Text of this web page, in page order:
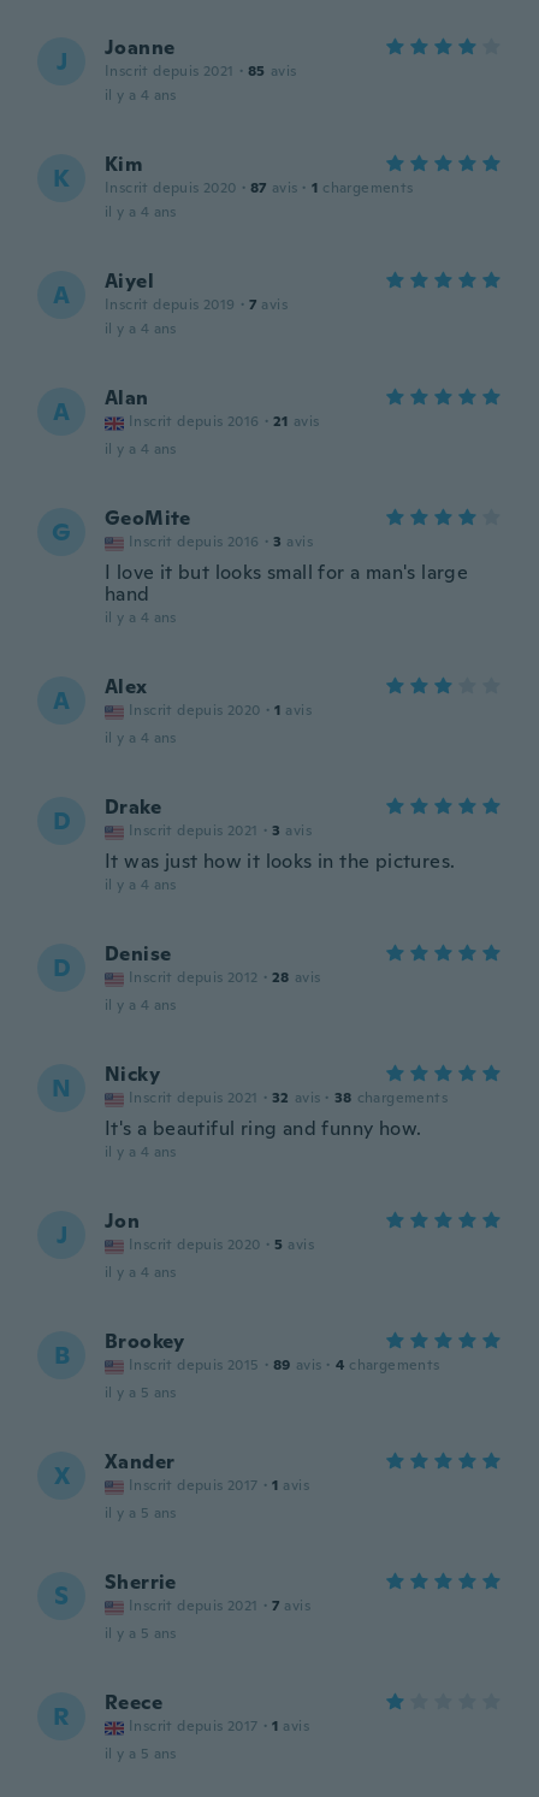
J Joanne
Inscrit depuis 2021 · 85 avis
il y a 4 ans
K Kim
Inscrit depuis 2020 · 87 avis · 1 chargements
il y a 4 ans
A Aiyel
Inscrit depuis 2019 · 7 avis
il y a 4 ans
A Alan
Inscrit depuis 2016 · 21 avis
il y a 4 ans
G GeoMite
Inscrit depuis 2016 · 3 avis
I love it but looks small for a man's large
hand
il y a 4 ans
A Alex
Inscrit depuis 2020 · 1 avis
il y a 4 ans
D Drake
Inscrit depuis 2021 · 3 avis
It was just how it looks in the pictures.
il y a 4 ans
D Denise
Inscrit depuis 2012 · 28 avis
il y a 4 ans
N Nicky
Inscrit depuis 2021 · 32 avis · 38 chargements
It's a beautiful ring and funny how.
il y a 4 ans
J Jon
Inscrit depuis 2020 · 5 avis
il y a 4 ans
B Brookey
Inscrit depuis 2015 · 89 avis · 4 chargements
il y a 5 ans
X Xander
Inscrit depuis 2017 · 1 avis
il y a 5 ans
S Sherrie
Inscrit depuis 2021 · 7 avis
il y a 5 ans
R Reece
Inscrit depuis 2017 · 1 avis
il y a 5 ans